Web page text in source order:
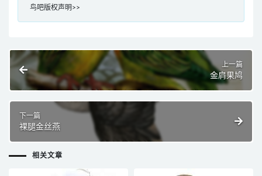
鸟吧版权声明>>
上一篇
金肩果鸠
下一篇
裸腿金丝燕
相关文章